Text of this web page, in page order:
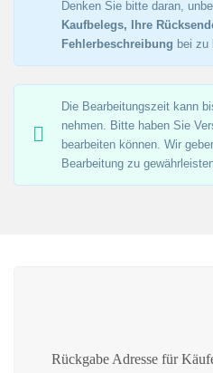
Denken Sie bitte daran,
Kaufbelegs, Ihre
Fehlerbeschreibung bei zu
Die Bearbeitungszeit kann
nehmen. Bitte haben Sie
bearbeiten können. Wir
Bearbeitung zu
Rückgabe Adresse für